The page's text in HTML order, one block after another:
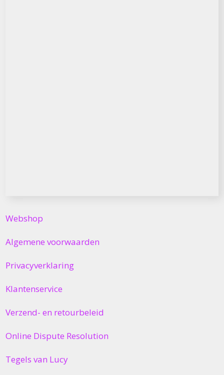
Webshop
Algemene voorwaarden
Privacyverklaring
Klantenservice
Verzend- en retourbeleid
Online Dispute Resolution
Tegels van Lucy